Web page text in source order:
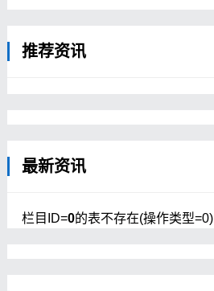
推荐资讯
最新资讯
栏目ID=0的表不存在(操作类型=0)